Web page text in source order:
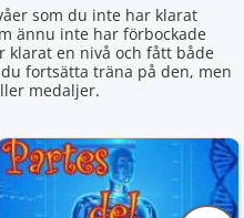
som du inte har klarat
ännu inte har förbockade
klarat en nivå och fått både
fortsätta träna på den, men
medaljer.